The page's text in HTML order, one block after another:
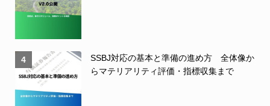
4
SSBJ対応の基本と準備の進め方 全体像か
らマテリアリティ評価・指標収集まで